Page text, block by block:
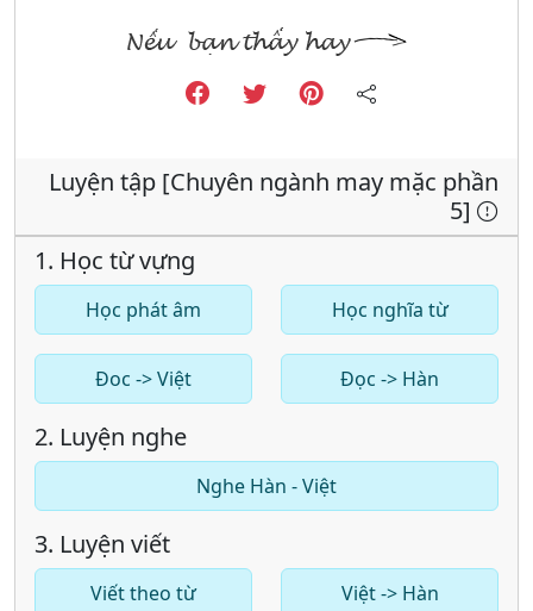
Luyện tập [Chuyên ngành may mặc phần
5]
1. Học từ vựng
Học phát âm Học nghĩa từ
Đoc -> Việt Đọc -> Hàn
2. Luyện nghe
Nghe Hàn - Việt
3. Luyện viết
Viết theo từ Việt -> Hàn